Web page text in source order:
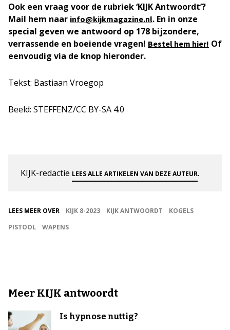
Ook een vraag voor de rubriek ‘KIJK Antwoordt’?
Mail hem naar info@kijkmagazine.nl. En in onze
special geven we antwoord op 178 bijzondere,
verrassende en boeiende vragen! Bestel hem hier! Of
eenvoudig via de knop hieronder.
Tekst: Bastiaan Vroegop
Beeld: STEFFENZ/CC BY-SA 4.0
KIJK-redactie LEES ALLE ARTIKELEN VAN DEZE AUTEUR.
LEES MEER OVER KIJK 8-2023 KIJK ANTWOORDT
KOGELS
PISTOOL
WAPENS
Meer KIJK antwoordt
Is hypnose nuttig?